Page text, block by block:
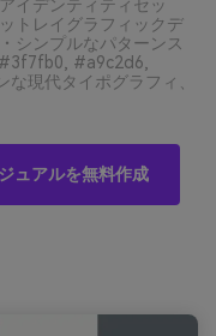
イデンティティセッ
トレイグラフィックデ
シンプルなパターンス
#a9c2d6,
現代タイポグラフィ、
ュアルを無料作成